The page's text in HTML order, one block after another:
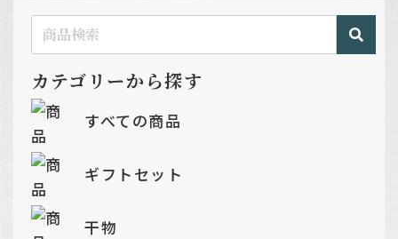
カテゴリーから探す
すべての商品
ギフトセット
干物